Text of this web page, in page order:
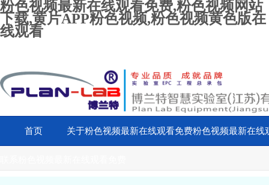
粉色视频最新在线观看免费,粉色视频网站
下载,黄片APP粉色视频,粉色视频黄色版在
线观看
首页 关于粉色视频最新在线观看免费粉色视频最新在线